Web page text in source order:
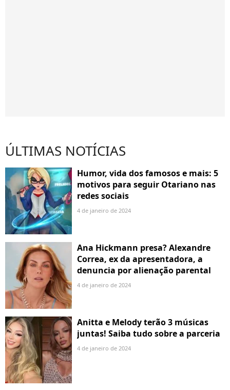
ÚLTIMAS NOTÍCIAS
Humor, vida dos famosos e mais: 5
motivos para seguir Otariano nas
redes sociais
4 de janeiro de 2024
Ana Hickmann presa? Alexandre
Correa, ex da apresentadora, a
denuncia por alienação parental
4 de janeiro de 2024
Anitta e Melody terão 3 músicas
juntas! Saiba tudo sobre a parceria
4 de janeiro de 2024